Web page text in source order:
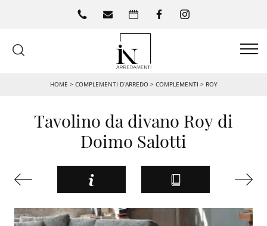
HOME > COMPLEMENTI D’ARREDO> COMPLEMENTI > ROY
Tavolino da divano Roy di
Doimo Salotti